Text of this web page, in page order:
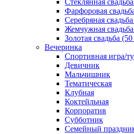
Стеклянная
Фарфоровая
Серебряная
Жемчужная
Золотая свадьба
Вечеринка
Спортивная игра/
Девичник
Мальчишник
Тематическая
Клубная
Коктейльная
Корпоратив
Субботник
Семейный